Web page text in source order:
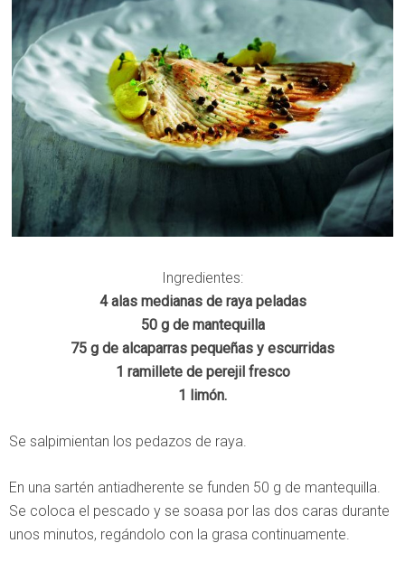
Ingredientes:
4 alas medianas de raya peladas
50 g de mantequilla
75 g de alcaparras pequeñas y escurridas
1 ramillete de perejil fresco
1 limón.
Se salpimientan los pedazos de raya.
En una sartén antiadherente se funden 50 g de mantequilla.
Se coloca el pescado y se soasa por las dos caras durante
unos minutos, regándolo con la grasa continuamente.